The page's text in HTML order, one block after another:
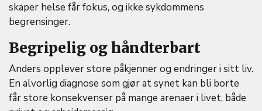
skaper helse får fokus, og ikke sykdommens
begrensinger.
Begripelig og håndterbart
Anders opplever store påkjenner og endringer i sitt liv.
En alvorlig diagnose som gjør at synet kan bli borte
får store konsekvenser på mange arenaer i livet, både